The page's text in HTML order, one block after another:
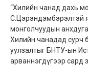
“Хилийн чанад дахь
С.Цэрэндэмбэрэлтэй
монголчуудын
Хилийн чанадад сурч
уулзалтыг БНТУ-ын
арваннэгдүгээр сард